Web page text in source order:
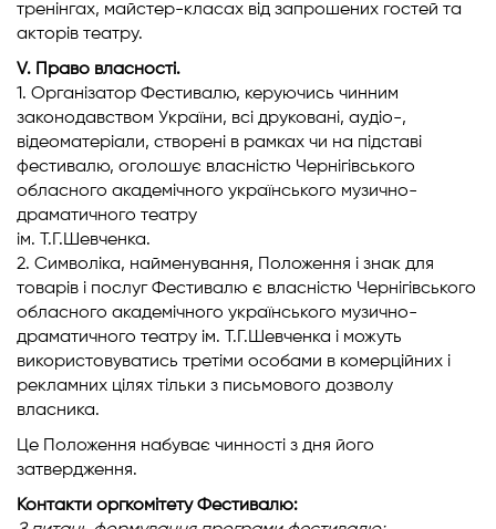
тренінгах, майстер-класах від запрошених гостей та
акторів театру.
V. Право власності.
1. Організатор Фестивалю, керуючись чинним
законодавством України, всі друковані, аудіо-,
відеоматеріали, створені в рамках чи на підставі
фестивалю, оголошує власністю Чернігівського
обласного академічного українського музично-
драматичного театру
ім. Т.Г.Шевченка.
2. Символіка, найменування, Положення і знак для
товарів і послуг Фестивалю є власністю Чернігівського
обласного академічного українського музично-
драматичного театру ім. Т.Г.Шевченка і можуть
використовуватись третіми особами в комерційних і
рекламних цілях тільки з письмового дозволу
власника.
Це Положення набуває чинності з дня його
затвердження.
Контакти оргкомітету Фестивалю: